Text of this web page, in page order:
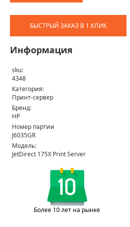
БЫСТРЫЙ ЗАКАЗ В 1 КЛИК
Информация
sku:
4348
Категория:
Принт-сервер
Бренд:
HP
Номер партии
J6035GR
Модель:
JetDirect 175X Print Server
Более 10 лет на рынке